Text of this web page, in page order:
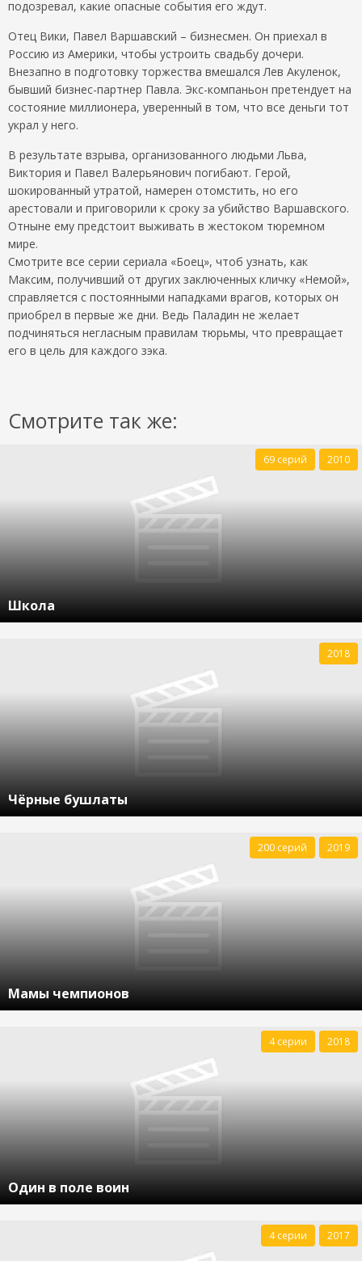
подозревал, какие опасные события его ждут.
Отец Вики, Павел Варшавский – бизнесмен. Он приехал в
Россию из Америки, чтобы устроить свадьбу дочери.
Внезапно в подготовку торжества вмешался Лев Акуленок,
бывший бизнес-партнер Павла. Экс-компаньон претендует на
состояние миллионера, уверенный в том, что все деньги тот
украл у него.
В результате взрыва, организованного людьми Льва,
Виктория и Павел Валерьянович погибают. Герой,
шокированный утратой, намерен отомстить, но его
арестовали и приговорили к сроку за убийство Варшавского.
Отныне ему предстоит выживать в жестоком тюремном
мире.
Смотрите все серии сериала «Боец», чтоб узнать, как
Максим, получивший от других заключенных кличку «Немой»,
справляется с постоянными нападками врагов, которых он
приобрел в первые же дни. Ведь Паладин не желает
подчиняться негласным правилам тюрьмы, что превращает
его в цель для каждого зэка.
Смотрите так же:
Школа
69 серий 2010
Чёрные бушлаты
2018
Мамы чемпионов
200 серий 2019
Один в поле воин
4 серии 2018
4 серии 2017